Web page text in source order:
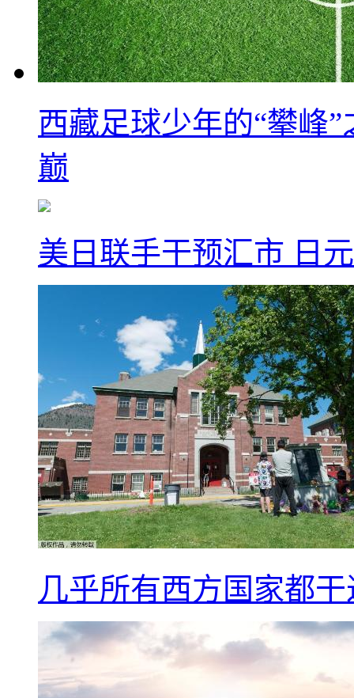
西藏足球少年的“攀峰
巅
美日联手干预汇市 日
几乎所有西方国家都